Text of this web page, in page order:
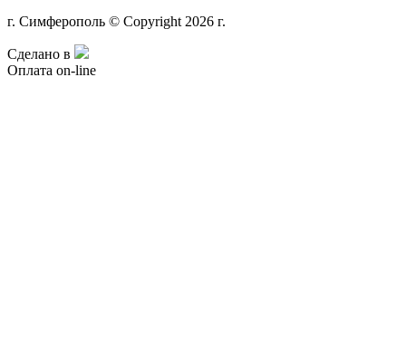
г. Симферополь © Copyright 2026 г.
Сделано в
Оплата on-line